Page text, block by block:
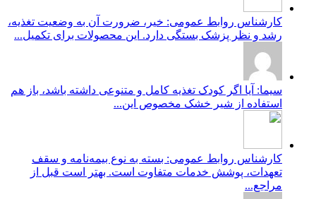
کارشناس روابط عمومی: خیر، ضرورت آن به وضعیت تغذیه،
رشد و نظر پزشک بستگی دارد. این محصولات برای تکمیل...
سیما: آیا اگر کودک تغذیه کامل و متنوعی داشته باشد، باز هم
استفاده از شیر خشک مخصوص این...
کارشناس روابط عمومی: بسته به نوع بیمه‌نامه و سقف
تعهدات، پوشش خدمات متفاوت است. بهتر است قبل از
مراجع...